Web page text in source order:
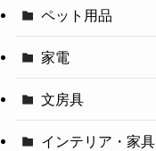
ペット用品
家電
文房具
インテリア・家具